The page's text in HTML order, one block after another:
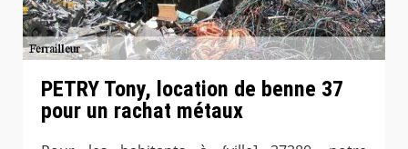
PETRY Tony, location de benne 37
pour un rachat métaux